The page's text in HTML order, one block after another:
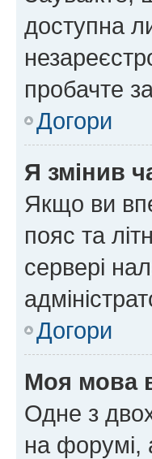
доступна
пробачте
Догори
Я змінив
Якщо ви
пояс та
сервері
Догори
Моя мова
Одне з
на форумі,